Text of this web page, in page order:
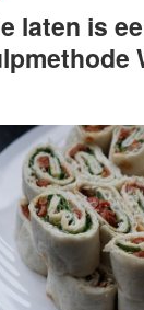
laten is